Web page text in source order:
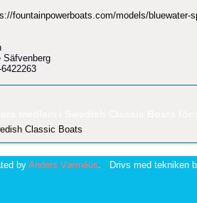
fountainpowerboats.com/models/bluewater-
Säfvenberg
Classic Boats
byAnders Værnéus . Drivs med tekniken